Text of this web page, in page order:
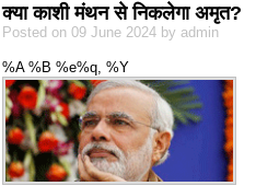
क्या काशी मंथन से निकलेगा अमृत?
Posted on 09 June 2024 by admin
%A %B %e%q, %Y